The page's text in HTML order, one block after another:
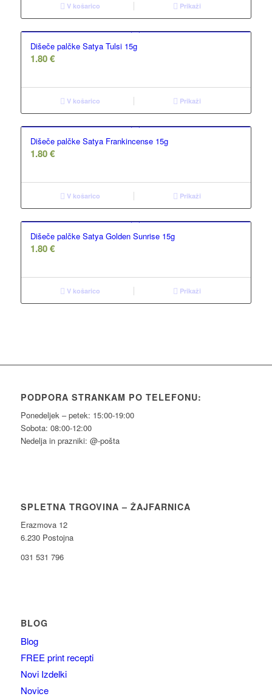
V košarico Prikaži
Dišeče palčke Satya Tulsi 15g
1.80€
V košarico Prikaži
Dišeče palčke Satya Frankincense 15g
1.80€
V košarico Prikaži
Dišeče palčke Satya Golden Sunrise 15g
1.80€
V košarico Prikaži
PODPORA STRANKAM PO TELEFONU:
Ponedeljek – petek: 15:00-19:00
Sobota: 08:00-12:00
Nedelja in prazniki: @-pošta
SPLETNA TRGOVINA – ŽAJFARNICA
Erazmova 12
6.230 Postojna
031 531 796
BLOG
Blog
FREE print recepti
Novi Izdelki
Novice